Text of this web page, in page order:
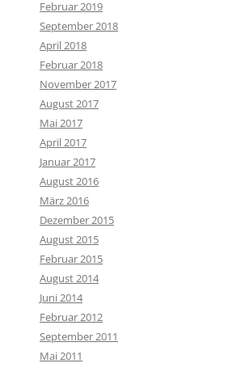
Februar 2019
September 2018
April 2018
Februar 2018
November 2017
August 2017
Mai 2017
April 2017
Januar 2017
August 2016
März 2016
Dezember 2015
August 2015
Februar 2015
August 2014
Juni 2014
Februar 2012
September 2011
Mai 2011